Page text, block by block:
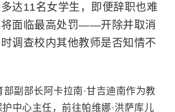
达11名女学生，即便辞职也难
将面临最高处罚——开除并取消
调查校内其他教师是否知情不
副部长阿卡拉南·甘吉迪南作为教
中心主任，前往帕维娜·洪萨库儿